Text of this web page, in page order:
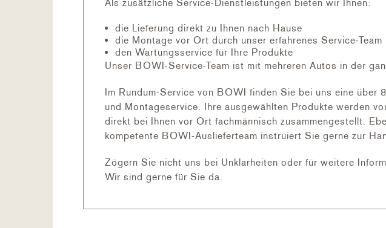
4 Stk. Steckverbindungen
Als zusätzliche Service-Dienstleistungen bieten wir Ihnen:
die Lieferung direkt zu Ihnen nach Hause
die Montage vor Ort durch unser erfahrenes Service-Team
den Wartungsservice für Ihre Produkte
Unser BOWI-Service-Team ist mit mehreren Autos in der
Im Rundum-Service von BOWI finden Sie bei uns eine
und Montageservice. Ihre ausgewählten Produkte werden
direkt bei Ihnen vor Ort fachmännisch zusammengestellt.
kompetente BOWI-Auslieferteam instruiert Sie gerne zur
Zögern Sie nicht uns bei Unklarheiten oder für weitere
Wir sind gerne für Sie da.